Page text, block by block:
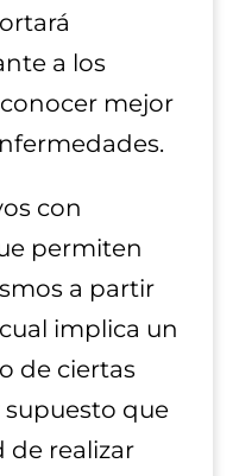
a los
mejor
con
permiten
a partir
implica un
de ciertas
que
de realizar